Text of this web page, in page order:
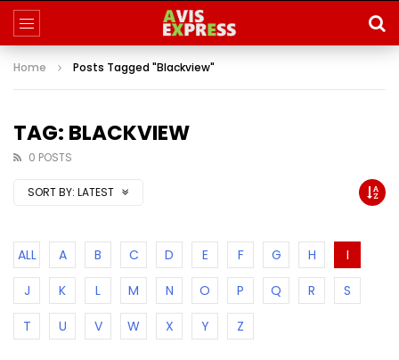
Home Posts Tagged "Blackview"
TAG: BLACKVIEW
0 POSTS
SORT BY: LATEST
ALL A B C D E F G H
I
J
K L M N O P Q R
S
T
U V W X Y Z